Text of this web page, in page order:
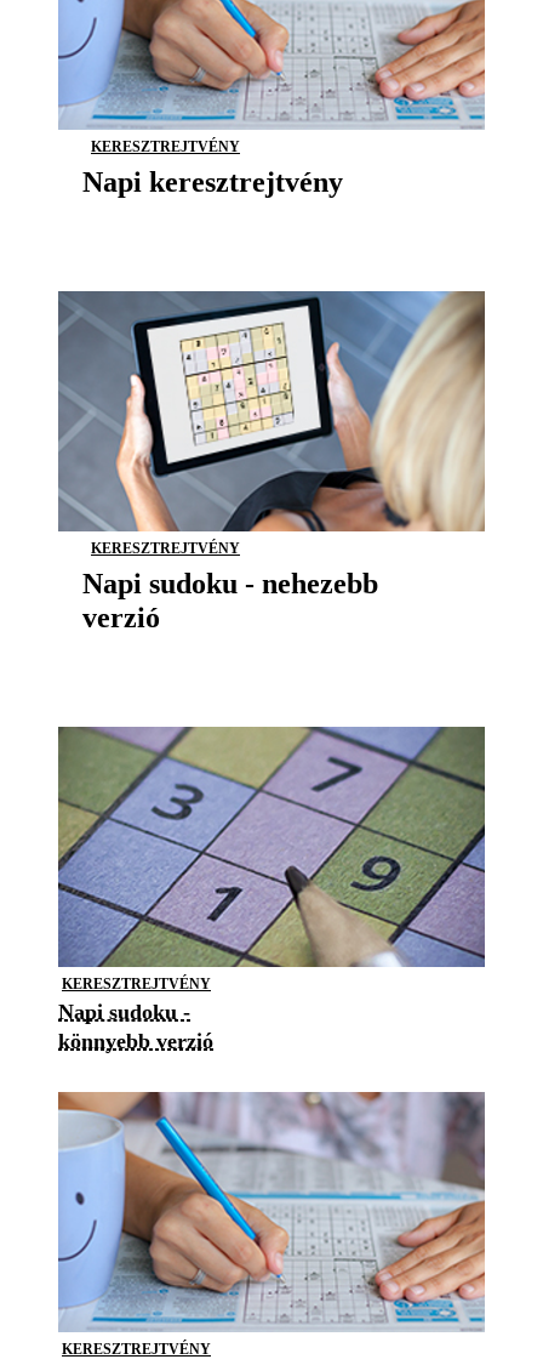
KERESZTREJTVÉNY
Napi keresztrejtvény
KERESZTREJTVÉNY
Napi sudoku - nehezebb
verzió
KERESZTREJTVÉNY
Napi sudoku -
könnyebb verzió
KERESZTREJTVÉNY